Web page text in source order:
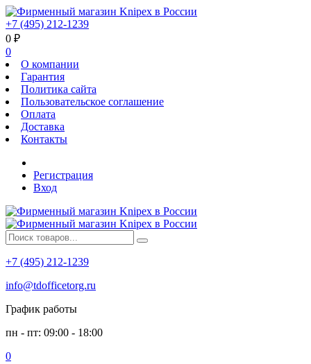
+7 (495) 212-1239
0 ₽
0
О компании
Гарантия
Политика сайта
Пользовательское соглашение
Оплата
Доставка
Контакты
Регистрация
Вход
+7 (495) 212-1239
info@tdofficetorg.ru
График работы
пн - пт: 09:00 - 18:00
0